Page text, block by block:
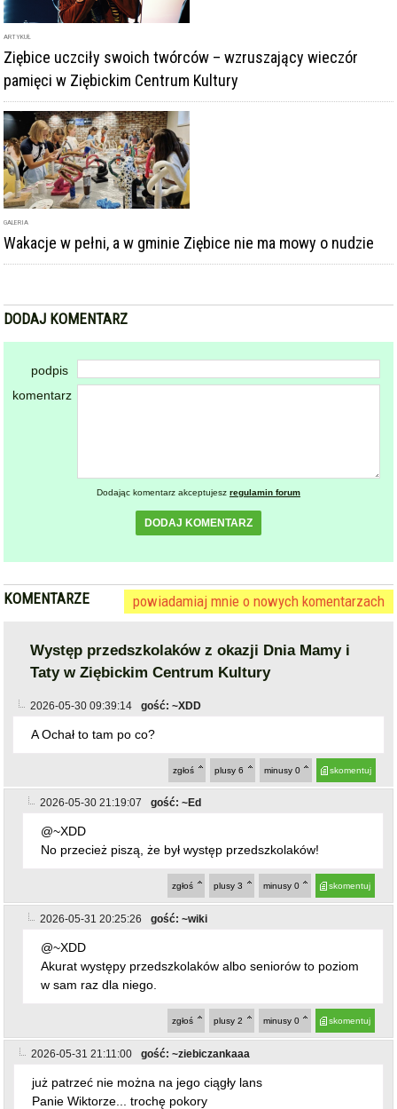
ARTYKUŁ
Ziębice uczciły swoich twórców – wzruszający wieczór
pamięci w Ziębickim Centrum Kultury
GALERIA
Wakacje w pełni, a w gminie Ziębice nie ma mowy o nudzie
DODAJ KOMENTARZ
podpis
komentarz
Dodając komentarz akceptujesz regulamin forum
DODAJ KOMENTARZ
KOMENTARZE powiadamiaj mnie o nowych komentarzach
Występ przedszkolaków z okazji Dnia Mamy i
Taty w Ziębickim Centrum Kultury
2026-05-30 09:39:14 gość: ~XDD
A Ochał to tam po co?
skomentuj
minusy 0
plusy 6
zgłoś
2026-05-30 21:19:07 gość: ~Ed
@~XDD
No przecież piszą, że był występ przedszkolaków!
skomentuj
minusy 0
plusy 3
zgłoś
2026-05-31 20:25:26 gość: ~wiki
@~XDD
Akurat występy przedszkolaków albo seniorów to poziom
w sam raz dla niego.
skomentuj
minusy 0
plusy 2
zgłoś
2026-05-31 21:11:00 gość: ~ziebiczankaaa
już patrzeć nie można na jego ciągły lans
Panie Wiktorze... trochę pokory